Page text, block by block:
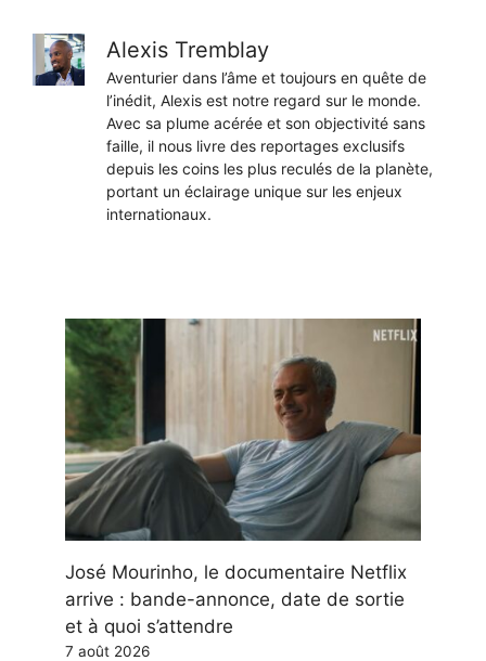
Alexis Tremblay
Aventurier dans l’âme et toujours en quête de
l’inédit, Alexis est notre regard sur le monde.
Avec sa plume acérée et son objectivité sans
faille, il nous livre des reportages exclusifs
depuis les coins les plus reculés de la planète,
portant un éclairage unique sur les enjeux
internationaux.
José Mourinho, le documentaire Netflix
arrive : bande-annonce, date de sortie
et à quoi s’attendre
7 août 2026